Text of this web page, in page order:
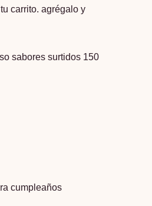
carrito. agrégalo y
sabores surtidos 150
cumpleaños